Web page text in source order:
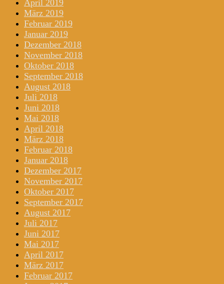
April 2019
März 2019
Februar 2019
Januar 2019
Dezember 2018
November 2018
Oktober 2018
September 2018
August 2018
Juli 2018
Juni 2018
Mai 2018
April 2018
März 2018
Februar 2018
Januar 2018
Dezember 2017
November 2017
Oktober 2017
September 2017
August 2017
Juli 2017
Juni 2017
Mai 2017
April 2017
März 2017
Februar 2017